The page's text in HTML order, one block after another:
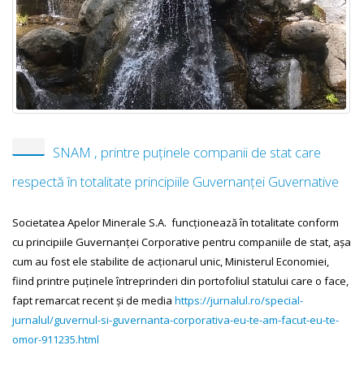
SNAM , printre puținele companii de stat care
respectă în totalitate principiile Guvernanței Guvernative
Societatea Apelor Minerale S.A. funcționează în totalitate conform
cu principiile Guvernanței Corporative pentru companiile de stat, așa
cum au fost ele stabilite de acționarul unic, Ministerul Economiei,
fiind printre puținele întreprinderi din portofoliul statului care o face,
fapt remarcat recent și de media https://jurnalul.ro/special-
jurnalul/guvernul-si-guvernanta-corporativa-eu-te-am-facut-eu-te-
omor-911235.html